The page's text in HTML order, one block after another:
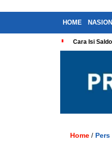
HOME
Cara Isi
Home /